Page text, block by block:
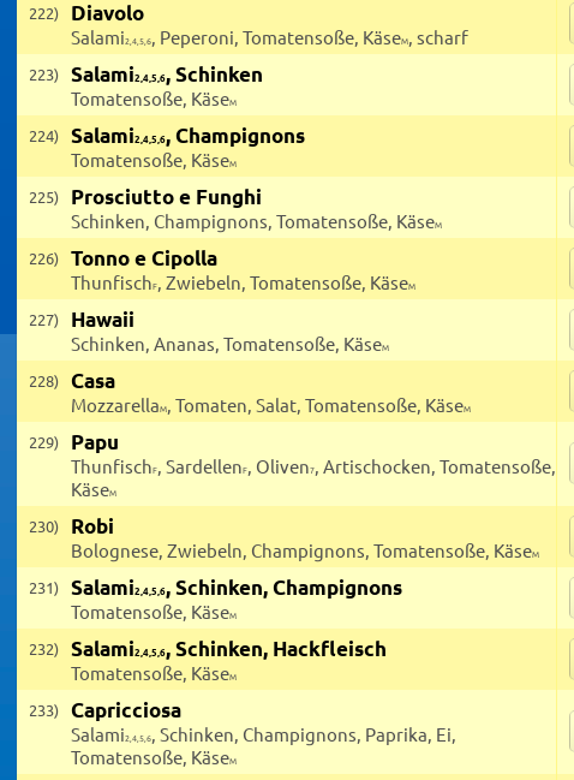
222) Diavolo
Salami2,4,5,6, Peperoni, Tomatensoße, KäseM, scharf
223) Salami2,4,5,6, Schinken
Tomatensoße, KäseM
224) Salami2,4,5,6, Champignons
Tomatensoße, KäseM
225) Prosciutto e Funghi
Schinken, Champignons, Tomatensoße, KäseM
226) Tonno e Cipolla
Thunfisch F, Zwiebeln, Tomatensoße, KäseM
227) Hawaii
Schinken, Ananas, Tomatensoße, KäseM
228) Casa
MozzarellaM, Tomaten, Salat, Tomatensoße, KäseM
229) Papu
Thunfisch F, Sardellen F, Oliven7, Artischocken, Tomatensoße,
KäseM
230) Robi
Bolognese, Zwiebeln, Champignons, Tomatensoße, KäseM
231) Salami2,4,5,6, Schinken, Champignons
Tomatensoße, KäseM
232) Salami2,4,5,6, Schinken, Hackfleisch
Tomatensoße, KäseM
233) Capricciosa
Salami2,4,5,6, Schinken, Champignons, Paprika, Ei,
Tomatensoße, KäseM